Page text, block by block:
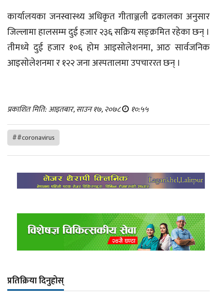
कार्यालयका जनस्वास्थ्य अधिकृत गीताञ्जली ढकालका अनुसार
जिल्लामा हालसम्म दुई हजार २३६ सक्रिय सङ्क्रमित रहेका छन् ।
तीमध्ये दुई हजार १०६ होम आइसोलेशनमा, आठ सार्वजनिक
आइसोलेशनमा र १२२ जना अस्पतालमा उपचाररत छन् ।
प्रकाशित मिति: आइतबार, साउन १७, २०७८ १०:५५
##coronavirus
प्रतिक्रिया दिनुहोस्